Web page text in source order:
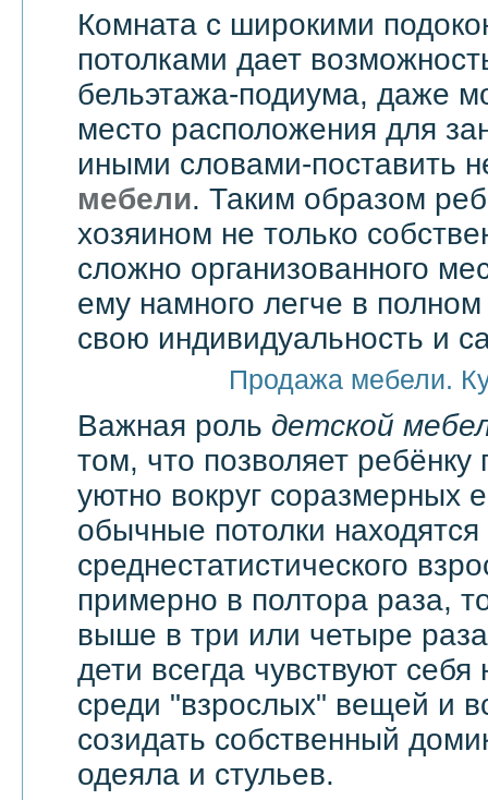
Комната с широкими
потолками дает
бельэтажа-подиума, даже
место расположения для
иными словами-поставить
мебели. Таким образом
хозяином не только
сложно организованного
ему намного легче в
свою индивидуальность и
Продажа мебели.
Важная роль детской
том, что позволяет ребёнку
уютно вокруг соразмерных
обычные потолки
среднестатистического
примерно в полтора раза,
выше в три или четыре
дети всегда чувствуют
среди "взрослых" вещей и
созидать собственный
одеяла и стульев.